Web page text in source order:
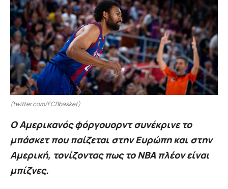
(twitter.com/FCBbasket)
O Αμερικανός φόργουορντ συνέκρινε το
μπάσκετ που παίζεται στην Ευρώπη και στην
Αμερική, τονίζοντας πως το NBA πλέον είναι
μπίζνες.